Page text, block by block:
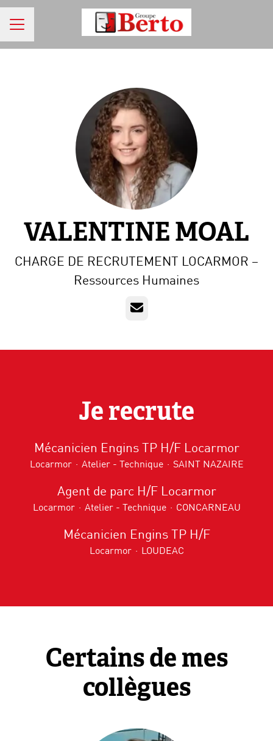
MENU CARRIÈRE
VALENTINE MOAL
CHARGE DE RECRUTEMENT LOCARMOR –
Ressources Humaines
E-mail
Je recrute
Mécanicien Engins TP H/F Locarmor
Locarmor · Atelier - Technique · SAINT NAZAIRE
Agent de parc H/F Locarmor
Locarmor · Atelier - Technique · CONCARNEAU
Mécanicien Engins TP H/F
Locarmor · LOUDEAC
Certains de mes
collègues